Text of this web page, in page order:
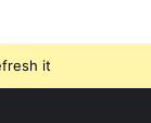
it.